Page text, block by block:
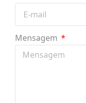
Mensagem